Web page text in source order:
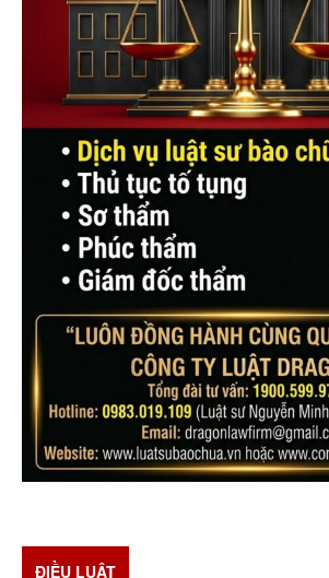
ĐIỀU LUẬT